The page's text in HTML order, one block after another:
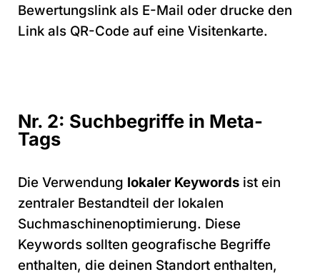
Bewertungslink als E-Mail oder drucke den
Link als QR-Code auf eine Visitenkarte.
Nr. 2: Suchbegriffe in Meta-
Tags
Die Verwendung lokaler Keywords ist ein
zentraler Bestandteil der lokalen
Suchmaschinenoptimierung. Diese
Keywords sollten geografische Begriffe
enthalten, die deinen Standort enthalten,